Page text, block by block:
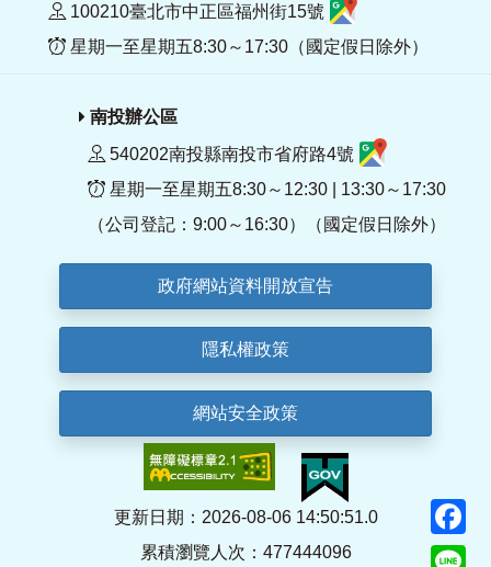
100210臺北市中正區福州街15號
星期一至星期五8:30～17:30（國定假日除外）
南投辦公區
540202南投縣南投市省府路4號
星期一至星期五8:30～12:30 | 13:30～17:30
（公司登記：9:00～16:30）（國定假日除外）
政府網站資料開放宣告
隱私權政策
網站安全政策
更新日期：2026-08-06 14:50:51.0
累積瀏覽人次：477444096